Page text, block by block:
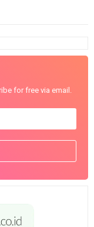
for free via email.